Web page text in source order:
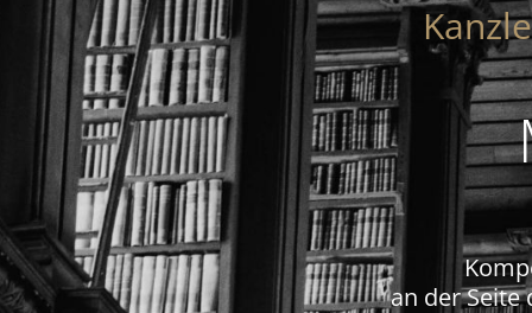
an der Seite